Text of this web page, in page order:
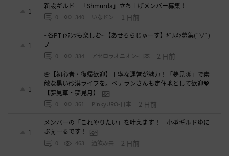
1
新設ギルド 「Shmurda」立ち上げメンバー募集！
0 340 いなドン 1 日前
1
~各PTｺﾝﾃﾝﾂも楽しむ~【あせろらじゅーす】ｷﾞﾙﾒﾝ募集(ﾟ∀ﾟ)
ノ
0 334 アセロラオニオン-日本 2 日前
1
🌸【初心者・復帰歓迎】丁寧な運営が魅力！「夢見隊」で素
敵な黒い砂漠ライフを。ベテランさんも定住地として歓迎💖
【夢見草・夢見月】
0 361 PinkyURO-日本 2 日前
1
メンバーの「これやりたい」を叶えます！ 小型ギルドゆに
ぶぇーるです！
0 463 酒飲み共 2 日前